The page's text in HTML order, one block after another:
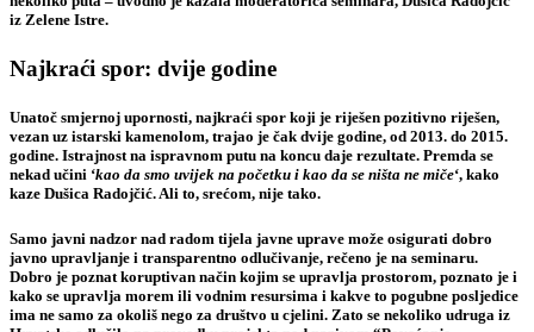
iz Zelene Istre.
Najkraći spor: dvije godine
Unatoč smjernoj upornosti, najkraći spor koji je riješen pozitivno riješen,
vezan uz istarski kamenolom, trajao je čak dvije godine, od 2013. do 2015.
godine. Istrajnost na ispravnom putu na koncu daje rezultate. Premda se
nekad učini ‘kao da smo uvijek na početku i kao da se ništa ne miče‘, kako
kaze Dušica Radojčić. Ali to, srećom, nije tako.
Samo javni nadzor nad radom tijela javne uprave može osigurati dobro
javno upravljanje i transparentno odlučivanje, rečeno je na seminaru.
Dobro je poznat koruptivan način kojim se upravlja prostorom, poznato je i
kako se upravlja morem ili vodnim resursima i kakve to pogubne posljedice
ima ne samo za okoliš nego za društvo u cjelini. Zato se nekoliko udruga iz